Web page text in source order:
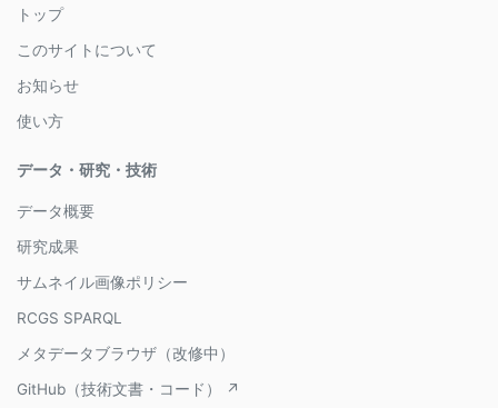
トップ
このサイトについて
お知らせ
使い方
データ・研究・技術
データ概要
研究成果
サムネイル画像ポリシー
RCGS SPARQL
メタデータブラウザ（改修中）
GitHub（技術文書・コード） ↗